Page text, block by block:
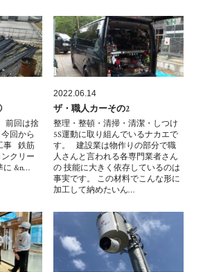
前回は捨
回から
事 鉄筋
クリー
に &n…
2022.06.14
ザ・職人カーその2
整理・整頓・清掃・清潔・しつけ
5S運動に取り組んでいるナカエで
す。 建設業は物作りの部分で職
人さんと言われる各専門業者さん
の 技能に大きく依存しているのは
事実です。 この材料でこんな形に
加工して納めたいん…